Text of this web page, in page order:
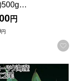
登録する
円
円
お刺身しゃぶしゃ
ーツク海産 ボイ